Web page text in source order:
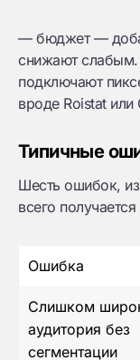
— бюджет —
снижают слабым.
подключают
вроде Roistat или
Типичные
Шесть ошибок,
всего
Ошибка
Слишком
аудитория без
сегментации